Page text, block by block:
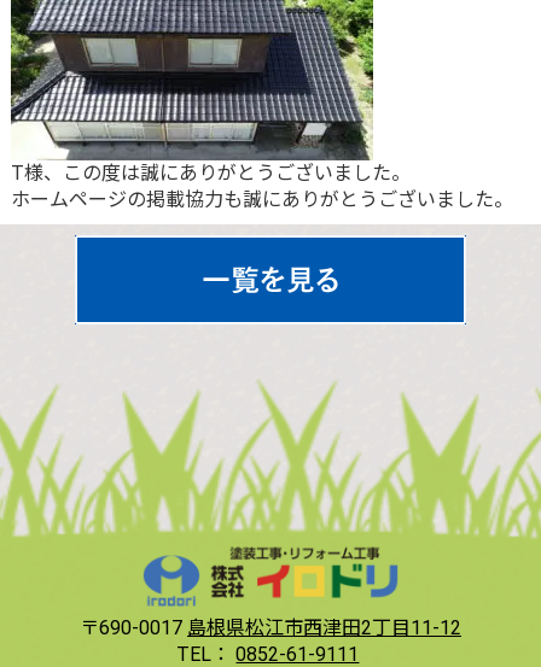
T様、この度は誠にありがとうございました。
ホームページの掲載協力も誠にありがとうございました。
〒690-0017 島根県松江市西津田2丁目11-12
TEL： 0852-61-9111